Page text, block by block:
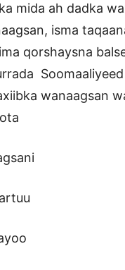
mida ah dadka
isma
qorshaysna
wanaagsan